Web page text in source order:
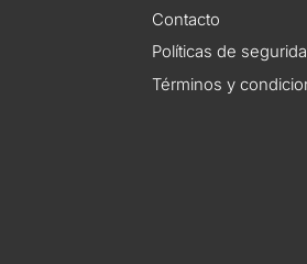
Contacto
Políticas de
Términos y